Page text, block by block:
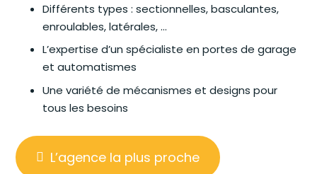
Différents types : sectionnelles, basculantes,
enroulables, latérales, …
L’expertise d’un spécialiste en portes de garage
et automatismes
Une variété de mécanismes et designs pour
tous les besoins
L’agence la plus proche